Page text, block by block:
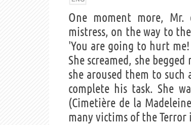
One moment more, Mr.
mistress, on the way to
'You are going to hurt
She screamed, she
she aroused them to
complete his task. She
(Cimetière de la
many victims of the Terror